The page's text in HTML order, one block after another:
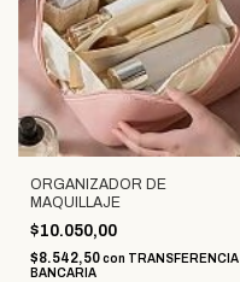
ORGANIZADOR DE
MAQUILLAJE
$10.050,00
$8.542,50con TRANSFERENCIA
BANCARIA